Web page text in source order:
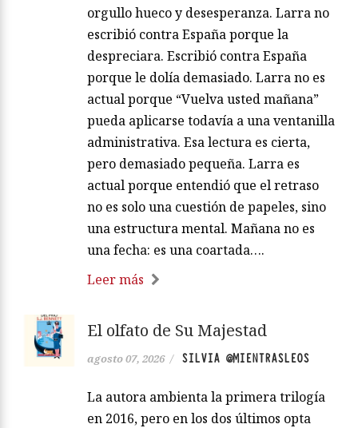
orgullo hueco y desesperanza. Larra no
escribió contra España porque la
despreciara. Escribió contra España
porque le dolía demasiado. Larra no es
actual porque “Vuelva usted mañana”
pueda aplicarse todavía a una ventanilla
administrativa. Esa lectura es cierta,
pero demasiado pequeña. Larra es
actual porque entendió que el retraso
no es solo una cuestión de papeles, sino
una estructura mental. Mañana no es
una fecha: es una coartada….
Leer más
El olfato de Su Majestad
agosto 07, 2026 / SILVIA @MIENTRASLEOS
La autora ambienta la primera trilogía
en 2016, pero en los dos últimos opta